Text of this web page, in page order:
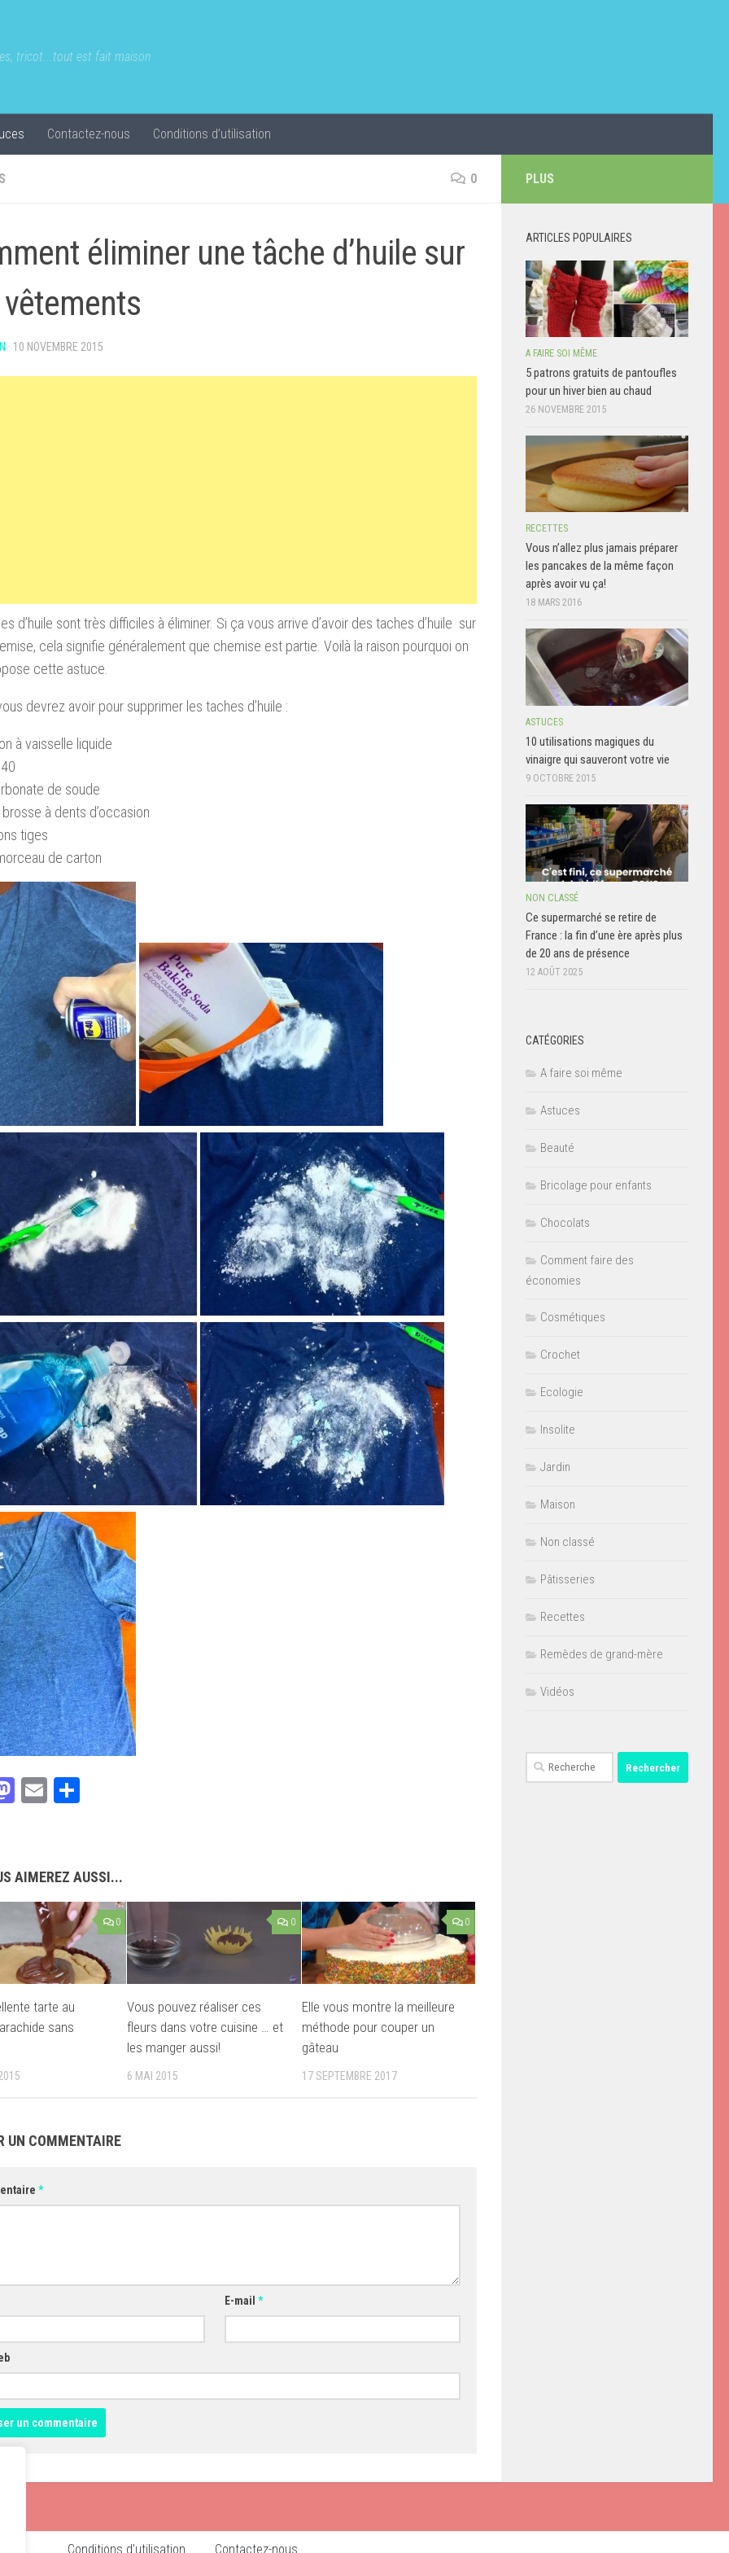
tricot...tout est fait maison
Contactez-nous Conditions d’utilisation
0
éliminer une tâche d’huile sur
· 10 NOVEMBRE 2015
d’huile sont très difficiles à éliminer. Si ça vous arrive d’avoir des taches d’huile sur
cela signifie généralement que chemise est partie. Voilà la raison pourquoi on
cette astuce.
devrez avoir pour supprimer les taches d’huile :
à vaisselle liquide
de soude
à dents d’occasion
tiges
de carton
Mastodon
Email
AIMEREZ AUSSI...
0
tarte au
sans
0
Vous pouvez réaliser ces
fleurs dans votre cuisine … et
les manger aussi!
6 MAI 2015
0
Elle vous montre la meilleure
méthode pour couper un
gâteau
17 SEPTEMBRE 2017
UN COMMENTAIRE
*
E-mail*
PLUS
ARTICLES POPULAIRES
A FAIRE SOI MÊME
5 patrons gratuits de pantoufles
pour un hiver bien au chaud
26 NOVEMBRE 2015
RECETTES
Vous n’allez plus jamais préparer
les pancakes de la même façon
après avoir vu ça!
18 MARS 2016
ASTUCES
10 utilisations magiques du
vinaigre qui sauveront votre vie
9 OCTOBRE 2015
NON CLASSÉ
Ce supermarché se retire de
France : la fin d’une ère après plus
de 20 ans de présence
12 AOÛT 2025
CATÉGORIES
A faire soi même
Astuces
Beauté
Bricolage pour enfants
Chocolats
Comment faire des
économies
Cosmétiques
Crochet
Ecologie
Insolite
Jardin
Maison
Non classé
Pâtisseries
Recettes
Remèdes de grand-mère
Vidéos
Rechercher :
Conditions d’utilisation Contactez-nous